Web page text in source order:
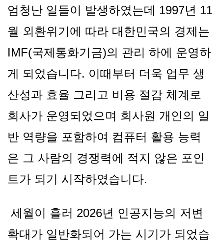
엄청난 일들이 발생하였는데 1997년 11
월 외환위기에 따라 대한민국의 경제는
IMF(국제통화기금)의 관리 하에 운영하
게 되었습니다. 이때부터 더욱 업무 생
산성과 효율 그리고 비용 절감 체계로
회사가 운영되었으며 회사원 개인의 일
반 역량을 포함하여 컴퓨터 활용 능력
은 그 사람의 경쟁력에 적지 않은 포인
트가 되기 시작하였습니다.
세월이 흘러 2026년 인공지능의 저변
확대가 일반화되어 가는 시기가 되었습